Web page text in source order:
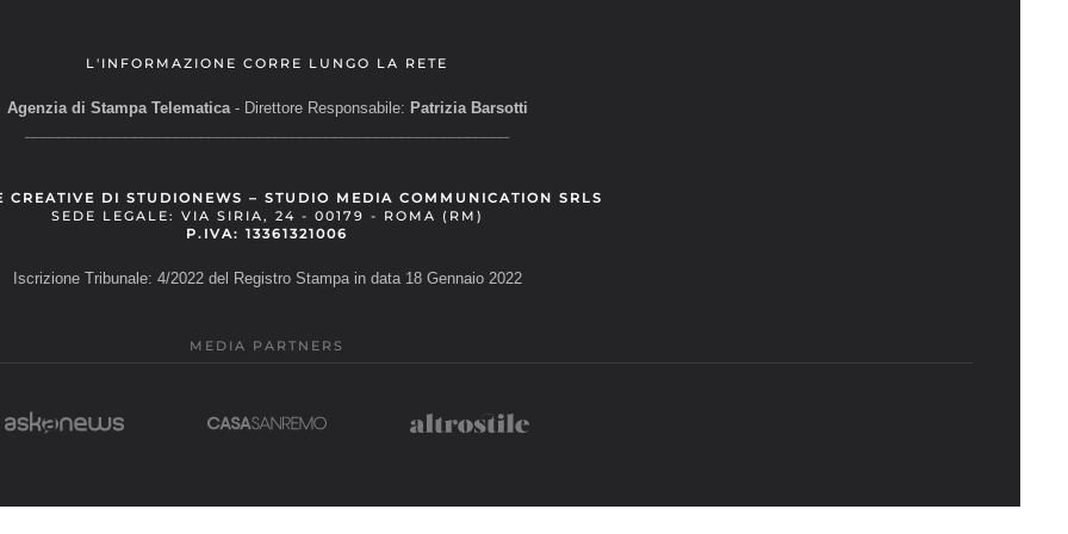
L'INFORMAZIONE CORRE LUNGO LA RETE
Agenzia di Stampa Telematica- Direttore Responsabile: Patrizia Barsotti
CREATIVE DI STUDIONEWS – STUDIO MEDIA COMMUNICATION SRLS
SEDE LEGALE: VIA SIRIA, 24 - 00179 - ROMA (RM)
P.IVA: 13361321006
Iscrizione Tribunale: 4/2022 del Registro Stampa in data 18 Gennaio 2022
MEDIA PARTNERS